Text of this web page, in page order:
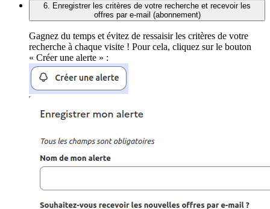
6. Enregistrer les critères de votre recherche et recevoir les
offres par e-mail (abonnement)
Gagnez du temps et évitez de ressaisir les critères de votre
recherche à chaque visite ! Pour cela, cliquez sur le bouton
« Créer une alerte » :